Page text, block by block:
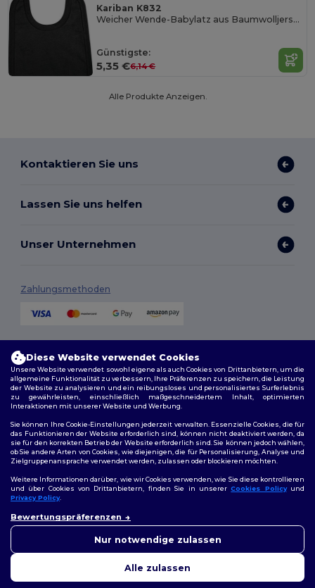
Kariban K832
Weicher Wende-Babylatz aus Baumwolljersey
Günstigste:
5,35 €6,14 €
Alle Produkte Anzeigen.
Kontaktieren Sie uns
Lassen Sie uns helfen
Unser Unternehmen
Zahlungsmethoden
Allgemeine Geschäftsbedingungen
Datenschutzbestimmungen|Cookie-Richtlinie|Site Map
Folge uns
Diese Website verwendet Cookies
Unsere Website verwendet sowohl eigene als auch Cookies von Drittanbietern, um die
allgemeine Funktionalität zu verbessern, Ihre Präferenzen zu speichern, die Leistung
der Website zu analysieren und ein reibungsloses und personalisiertes Surferlebnis
zu gewährleisten, einschließlich maßgeschneidertem Inhalt, optimierten
Interaktionen mit unserer Website und Werbung.
Sie können Ihre Cookie-Einstellungen jederzeit verwalten. Essenzielle Cookies, die für
das Funktionieren der Website erforderlich sind, können nicht deaktiviert werden, da
sie für den korrekten Betrieb der Website erforderlich sind. Sie können jedoch wählen,
ob Sie andere Arten von Cookies, wie diejenigen, die für Personalisierung, Analyse und
Zielgruppenansprache verwendet werden, zulassen oder blockieren möchten.
Weitere Informationen darüber, wie wir Cookies verwenden, wie Sie diese kontrollieren
und über Cookies von Drittanbietern, finden Sie in unsererCookies Policyund
Privacy Policy.
Bewertungspräferenzen
Nur notwendige zulassen
Alle zulassen